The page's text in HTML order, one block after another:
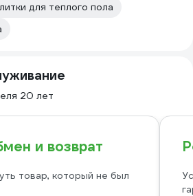
для теплого пола
20 лет
и возврат
товар, который не был